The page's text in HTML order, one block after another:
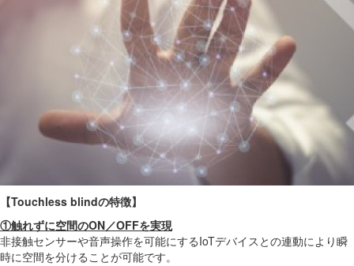
【Touchless blindの特徴】
①触れずに空間のON／OFFを実現
非接触センサーや音声操作を可能にするIoTデバイスとの連動により瞬
時に空間を分けることが可能です。